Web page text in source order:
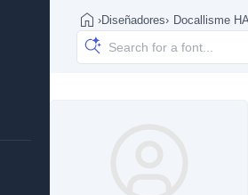
›Diseñadores› Docallisme